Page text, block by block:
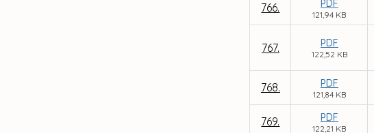
766. PDF
121,94 KB
767. PDF
122,52 KB
768. PDF
121,84 KB
769. PDF
122,21 KB